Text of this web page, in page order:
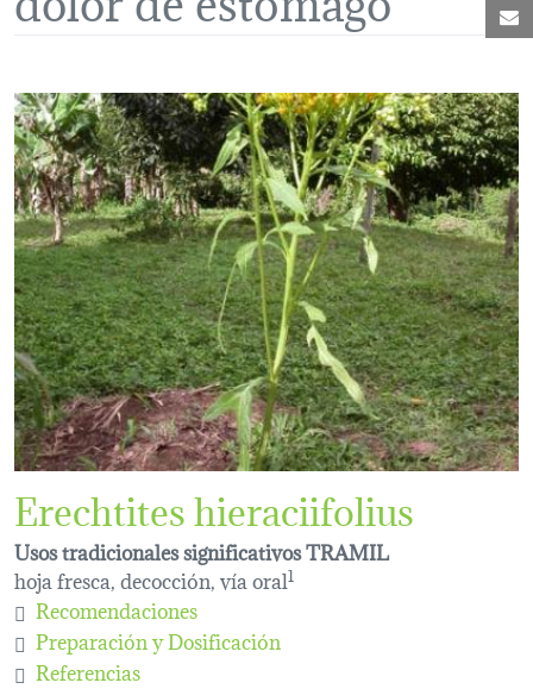
Erechtites hieraciifolius
Usos tradicionales significativos TRAMIL
hoja fresca, decocción, vía oral1
Recomendaciones
Preparación y Dosificación
Referencias